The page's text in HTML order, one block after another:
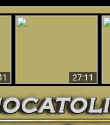
27:11